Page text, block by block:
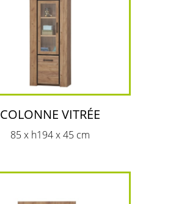
COLONNE VITRÉE
85 x h194 x 45 cm